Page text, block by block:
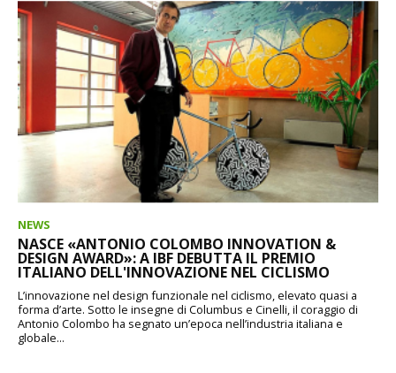
NEWS
NASCE «ANTONIO COLOMBO INNOVATION &
DESIGN AWARD»: A IBF DEBUTTA IL PREMIO
ITALIANO DELL'INNOVAZIONE NEL CICLISMO
L’innovazione nel design funzionale nel ciclismo, elevato quasi a
forma d’arte. Sotto le insegne di Columbus e Cinelli, il coraggio di
Antonio Colombo ha segnato un’epoca nell’industria italiana e
globale...